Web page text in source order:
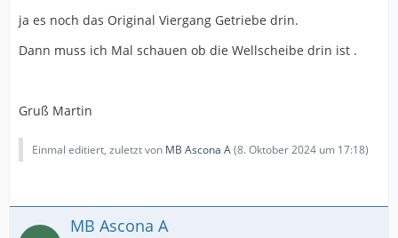
ja es noch das Original Viergang Getriebe drin.
Dann muss ich Mal schauen ob die Wellscheibe drin ist .
Gruß Martin
Einmal editiert, zuletzt von MB Ascona A(8. Oktober 2024 um 17:18)
MB Ascona A